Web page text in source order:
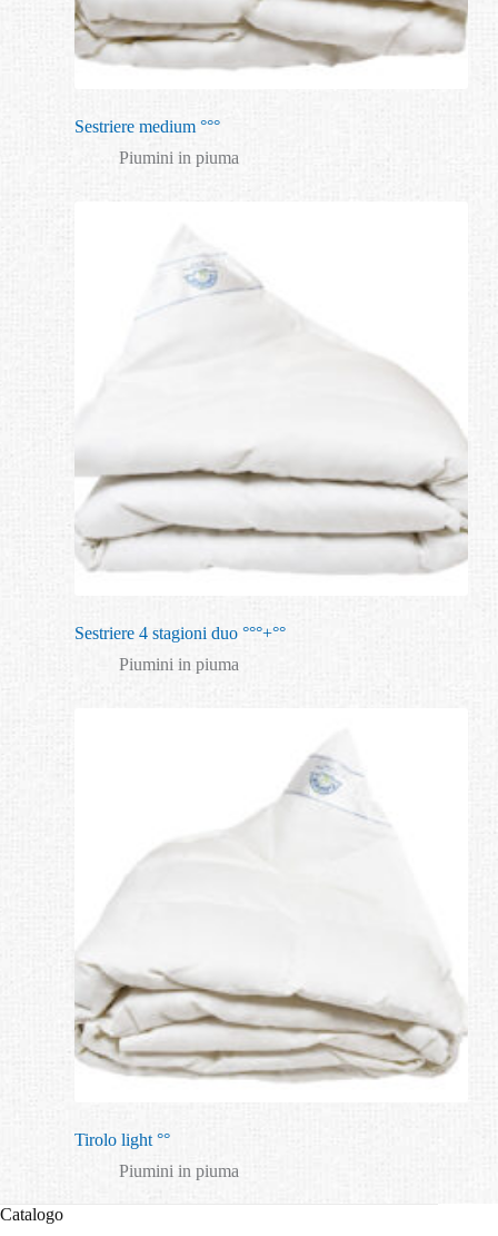
Sestriere medium °°°
Piumini in piuma
Sestriere 4 stagioni duo °°°+°°
Piumini in piuma
Tirolo light °°
Piumini in piuma
Catalogo